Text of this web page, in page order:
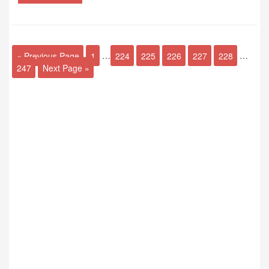
« Previous Page 1 … 224 225 226 227 228
…
247
Next Page »